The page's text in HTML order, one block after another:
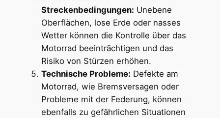
Streckenbedingungen: Unebene
Oberflächen, lose Erde oder nasses
Wetter können die Kontrolle über das
Motorrad beeinträchtigen und das
Risiko von Stürzen erhöhen.
Technische Probleme: Defekte am
Motorrad, wie Bremsversagen oder
Probleme mit der Federung, können
ebenfalls zu gefährlichen Situationen